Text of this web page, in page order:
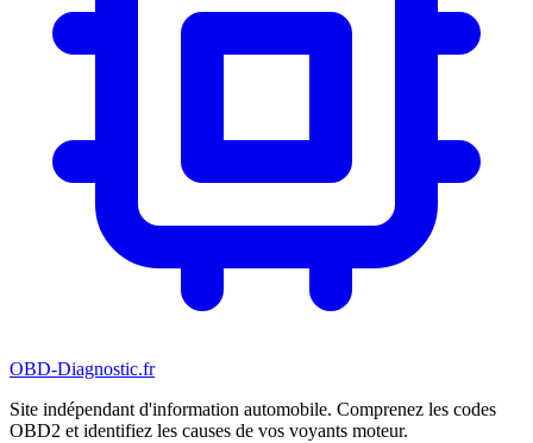
OBD-Diagnostic.fr
Site indépendant d'information automobile. Comprenez les codes
OBD2 et identifiez les causes de vos voyants moteur.